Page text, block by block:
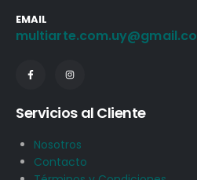
EMAIL
Servicios al Cliente
Nosotros
Contacto